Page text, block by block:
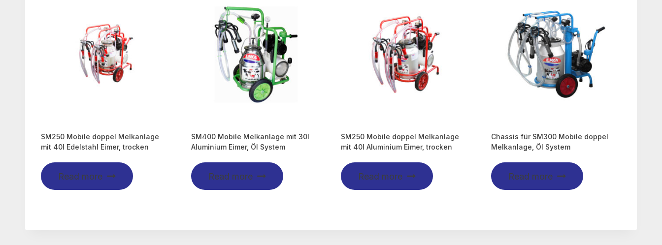
SM250 Mobile doppel Melkanlage
mit 40l Edelstahl Eimer, trocken
Read more
SM400 Mobile Melkanlage mit 30l
Aluminium Eimer, Öl System
Read more
SM250 Mobile doppel Melkanlage
mit 40l Aluminium Eimer, trocken
Read more
Chassis für SM300 Mobile doppel
Melkanlage, Öl System
Read more